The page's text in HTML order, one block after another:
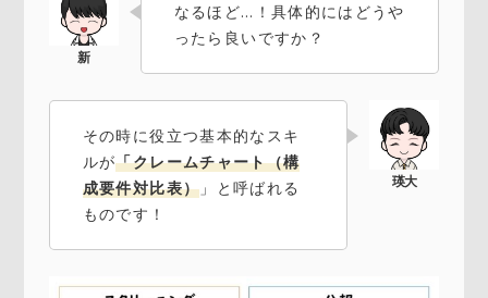
なるほど…！具体的にはどうや
ったら良いですか？
その時に役立つ基本的なスキ
ルが「クレームチャート（構
成要件対比表） 」と呼ばれる
ものです！